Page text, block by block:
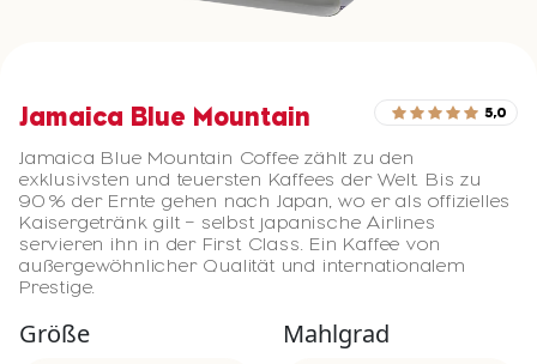
Jamaica Blue Mountain 5,0
Jamaica Blue Mountain Coffee zählt zu den
exklusivsten und teuersten Kaffees der Welt. Bis zu
90 % der Ernte gehen nach Japan, wo er als offizielles
Kaisergetränk gilt – selbst japanische Airlines
servieren ihn in der First Class. Ein Kaffee von
außergewöhnlicher Qualität und internationalem
Prestige.
Größe Mahlgrad